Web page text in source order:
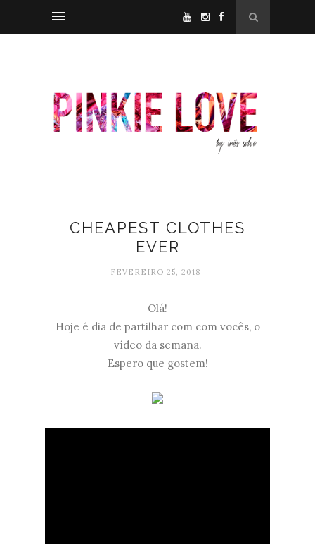
CHEAPEST CLOTHES
EVER
FEVEREIRO 25, 2018
Olá!
Hoje é dia de partilhar com com vocês, o
vídeo da semana.
Espero que gostem!